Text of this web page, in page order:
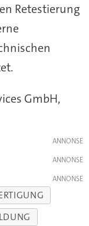
Retestierung
GmbH,